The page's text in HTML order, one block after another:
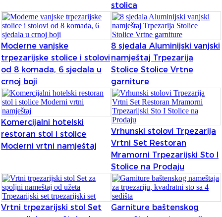
Sesotho
čeština
ภาษาไทย
norsk
Afrikaans
latviešu valoda‎
ქართველი
Xhosa
Latin
Hausa
stolica
Moderne vanjske
trpezarijske stolice i stolovi
od 8 komada, 6 sjedala u
crnoj boji
8 sjedala Aluminijski vanjski
namještaj Trpezarija
Stolice Stolice Vrtne
garniture
Komercijalni hotelski
restoran stol i stolice
Moderni vrtni namještaj
Vrhunski stolovi Trpezarija
Vrtni Set Restoran
Mramorni Trpezarijski Sto I
Stolice na Prodaju
Vrtni trpezarijski stol Set
Garniture baštenskog